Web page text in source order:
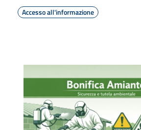
Accesso all'informazione